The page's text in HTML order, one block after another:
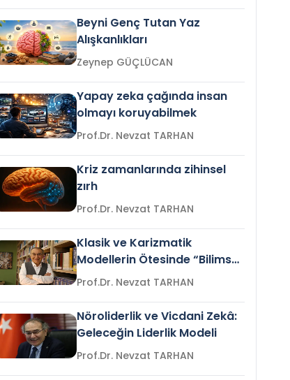
Beyni Genç Tutan Yaz
Alışkanlıkları
Zeynep GÜÇLÜCAN
Yapay zeka çağında insan
olmayı koruyabilmek
Prof.Dr. Nevzat TARHAN
Kriz zamanlarında zihinsel
zırh
Prof.Dr. Nevzat TARHAN
Klasik ve Karizmatik
Modellerin Ötesinde “Bilimsel
Liderlik”
Prof.Dr. Nevzat TARHAN
Nöroliderlik ve Vicdani Zekâ:
Geleceğin Liderlik Modeli
Prof.Dr. Nevzat TARHAN